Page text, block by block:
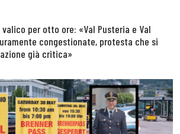
per otto ore: «Val Pusteria e Val
congestionate, protesta che si
già critica»